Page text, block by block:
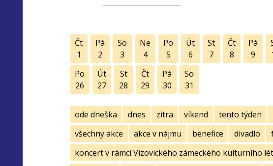
Čt
1
Pá
2
So
3
Ne
4
Po
5
Út
6
St
7
Čt
8
Pá
9
Po
26
Út
27
St
28
Čt
29
Pá
30
So
31
ode dneška dnes zítra víkend tento týden
všechny akce
akce v nájmu benefice divadlo
koncert v rámci Vizovického zámeckého kulturního